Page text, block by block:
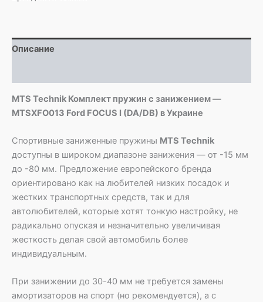
занижением
Ford
FOCUS
Описание
MTS Technik Комплект пружин с занижением —
MTSXFO013 Ford FOCUS I (DA/DB) в Украине
Спортивные заниженные пружины MTS Technik
доступны в широком диапазоне занижения — от -15 мм
до -80 мм. Предложение европейского бренда
ориентировано как на любителей низких посадок и
жестких транспортных средств, так и для
автолюбителей, которые хотят тонкую настройку, не
радикально опуская и незначительно увеличивая
жесткость делая свой автомобиль более
индивидуальным.
При занижении до 30-40 мм не требуется замены
амортизаторов на спорт (но рекомендуется), а с